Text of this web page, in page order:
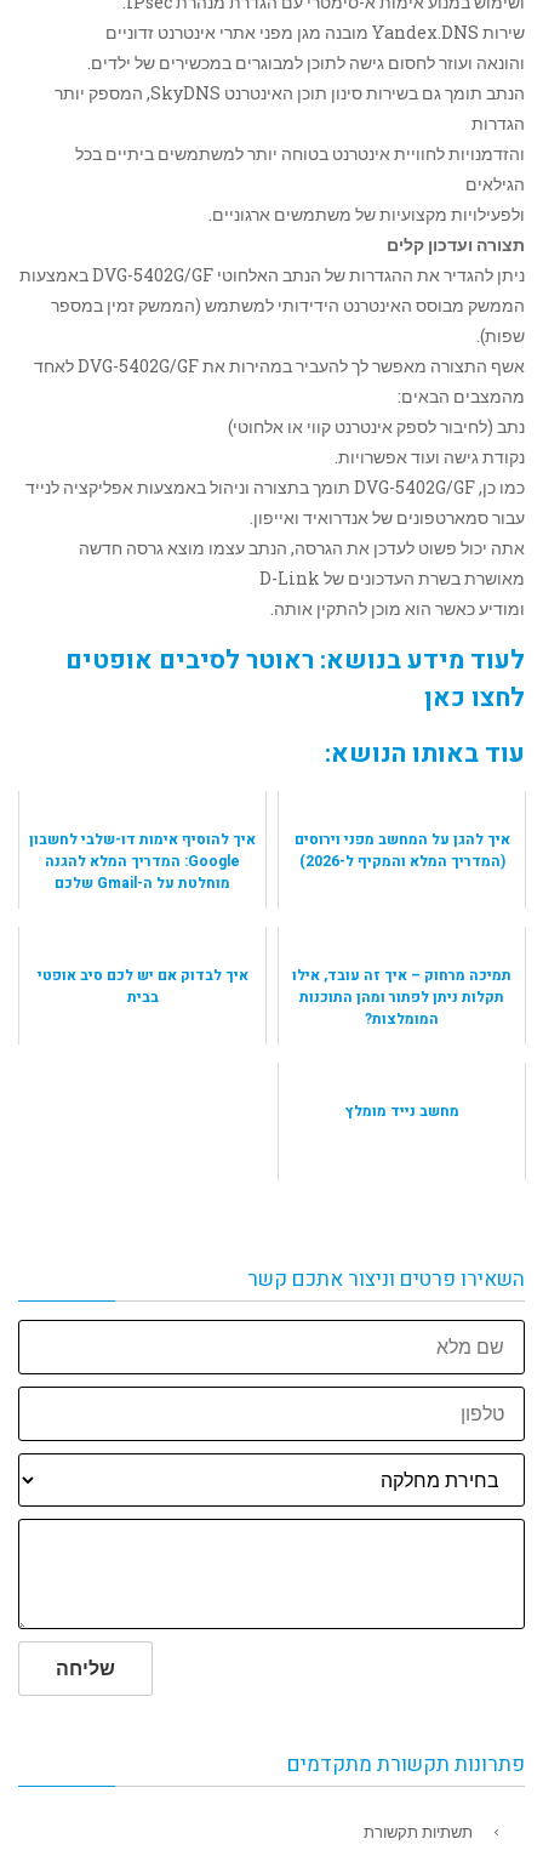
שירות Yandex.DNS מובנה מגן מפני אתרי אינטרנט זדוניים
והונאה ועוזר לחסום גישה לתוכן למבוגרים במכשירים של ילדים.
הנתב תומך גם בשירות סינון תוכן האינטרנט SkyDNS, המספק יותר
הגדרות
והזדמנויות לחוויית אינטרנט בטוחה יותר למשתמשים ביתיים בכל
הגילאים
ולפעילויות מקצועיות של משתמשים ארגוניים.
תצורה ועדכון קלים
ניתן להגדיר את ההגדרות של הנתב האלחוטי DVG-5402G/GF באמצעות
הממשק מבוסס האינטרנט הידידותי למשתמש (הממשק זמין במספר
שפות).
אשף התצורה מאפשר לך להעביר במהירות את DVG-5402G/GF לאחד
מהמצבים הבאים:
נתב (לחיבור לספק אינטרנט קווי או אלחוטי)
נקודת גישה ועוד אפשרויות.
כמו כן, DVG-5402G/GF תומך בתצורה וניהול באמצעות אפליקציה לנייד
עבור סמארטפונים של אנדרואיד ואייפון.
אתה יכול פשוט לעדכן את הגרסה, הנתב עצמו מוצא גרסה חדשה
מאושרת בשרת העדכונים של D-Link
ומודיע כאשר הוא מוכן להתקין אותה.
לעוד מידע בנושא: ראוטר לסיבים אופטים
לחצו כאן
עוד באותו הנושא:
איך להגן על המחשב מפני וירוסים
(המדריך המלא והמקיף ל-2026)
איך להוסיף אימות דו-שלבי לחשבון
Google: המדריך המלא להגנה
מוחלטת על ה-Gmail שלכם
תמיכה מרחוק – איך זה עובד, אילו
תקלות ניתן לפתור ומהן התוכנות
המומלצות?
איך לבדוק אם יש לכם סיב אופטי
בבית
מחשב נייד מומלץ
השאירו פרטים וניצור אתכם קשר
שם
מלא
טלפון
שליחה
פתרונות תקשורת מתקדמים
תשתיות תקשורת